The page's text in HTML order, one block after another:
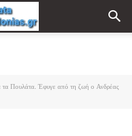
τα Πουλάτα. Έφυγε από τη ζωή ο Ανδρέας